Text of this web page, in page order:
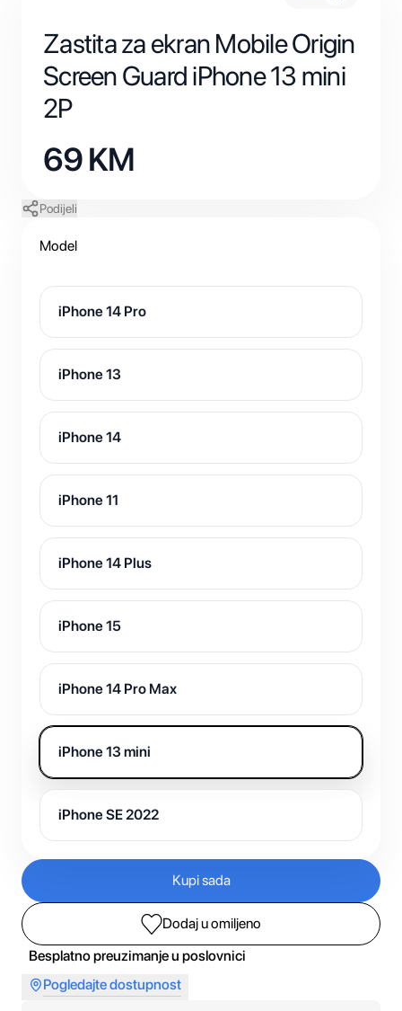
Zastita za ekran Mobile Origin
Screen Guard iPhone 13 mini
2P
69KM
Podijeli
Model
iPhone 14 Pro
iPhone 13
iPhone 14
iPhone 11
iPhone 14 Plus
iPhone 15
iPhone 14 Pro Max
iPhone 13 mini
iPhone SE 2022
Kupi sada
Dodaj u omiljeno
Besplatno preuzimanje u poslovnici
Pogledajte dostupnost